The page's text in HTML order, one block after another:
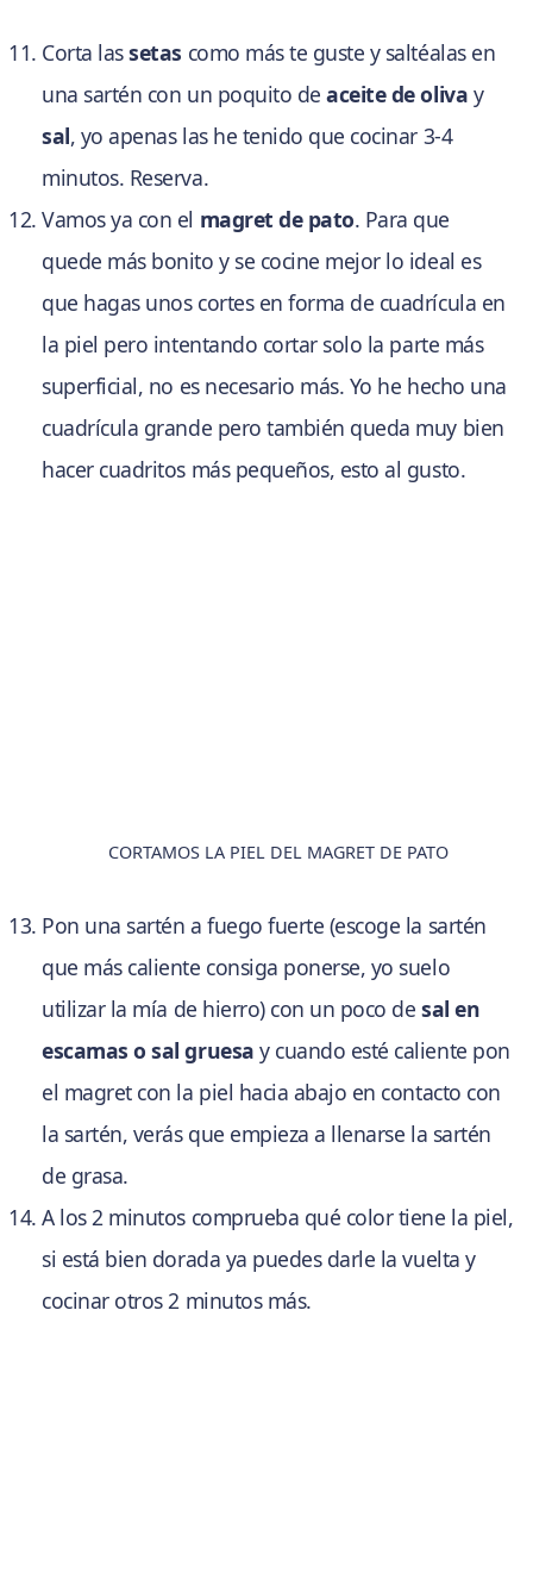
Corta lassetas como más te guste y saltéalas en
una sartén con un poquito deaceite de oliva y
sal, yo apenas las he tenido que cocinar 3-4
minutos. Reserva.
Vamos ya con el magret de pato. Para que
quede más bonito y se cocine mejor lo ideal es
que hagas unos cortes en forma de cuadrícula en
la piel pero intentando cortar solo la parte más
superficial, no es necesario más. Yo he hecho una
cuadrícula grande pero también queda muy bien
hacer cuadritos más pequeños, esto al gusto.
CORTAMOS LA PIEL DEL MAGRET DE PATO
Pon una sartén a fuego fuerte (escoge la sartén
que más caliente consiga ponerse, yo suelo
utilizar la mía de hierro) con un poco desal en
escamas o sal gruesa y cuando esté caliente pon
el magret con la piel hacia abajo en contacto con
la sartén, verás que empieza a llenarse la sartén
de grasa.
A los 2 minutos comprueba qué color tiene la piel,
si está bien dorada ya puedes darle la vuelta y
cocinar otros 2 minutos más.